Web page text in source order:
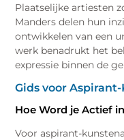
Plaatselijke artiesten
Manders delen hun
ontwikkelen van een
werk benadrukt het
expressie binnen de
Gids voor
Hoe Word je Actief
Voor aspirant-